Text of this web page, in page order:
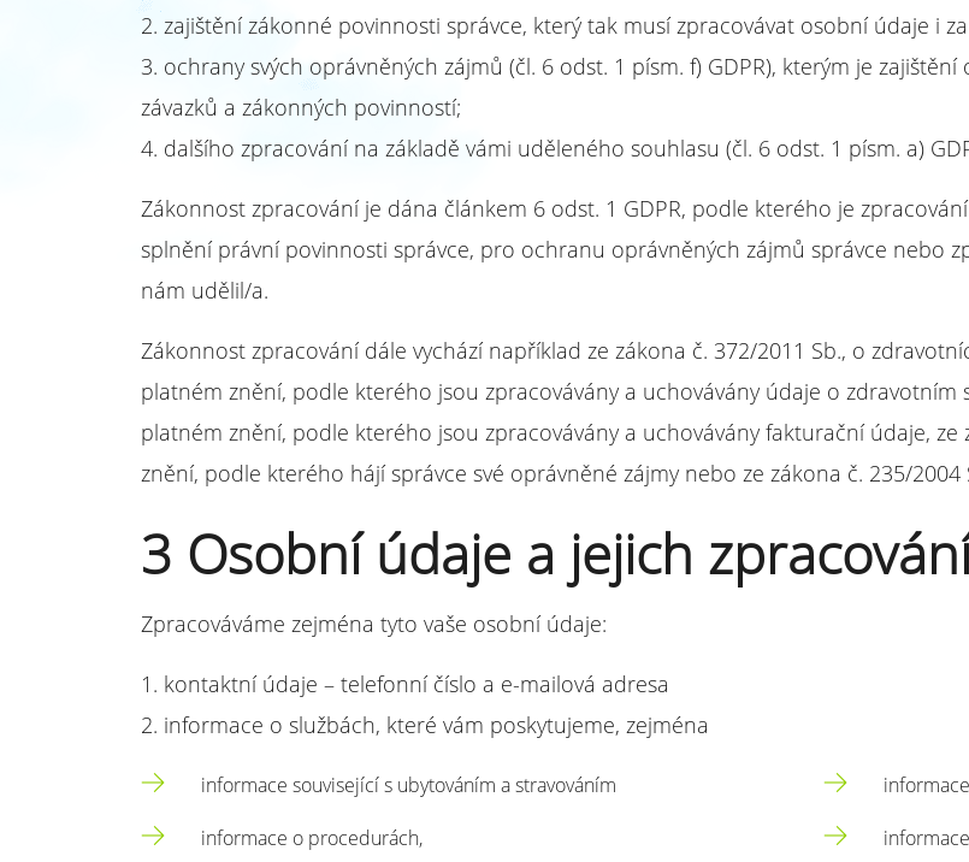
2. zajištění zákonné povinnosti správce, který tak musí zpracovávat osobní údaje i
3. ochrany svých oprávněných zájmů (čl. 6 odst. 1 písm. f) GDPR), kterým je
závazků a zákonných povinností;
4. dalšího zpracování na základě vámi uděleného souhlasu (čl. 6 odst. 1 písm. a)
Zákonnost zpracování je dána článkem 6 odst. 1 GDPR, podle kterého je
splnění právní povinnosti správce, pro ochranu oprávněných zájmů správce nebo
nám udělil/a.
Zákonnost zpracování dále vychází například ze zákona č. 372/2011 Sb., o
platném znění, podle kterého jsou zpracovávány a uchovávány údaje o zdravotním
platném znění, podle kterého jsou zpracovávány a uchovávány fakturační údaje, ze
znění, podle kterého hájí správce své oprávněné zájmy nebo ze zákona č. 235/
3 Osobní údaje a jejich
Zpracováváme zejména tyto vaše osobní údaje:
1. kontaktní údaje – telefonní číslo a e-mailová adresa
2. informace o službách, které vám poskytujeme, zejména
informace související s ubytováním a stravováním
informace o procedurách,